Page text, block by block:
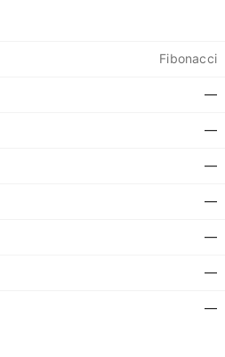
Fibonacci
—
—
—
—
—
—
—